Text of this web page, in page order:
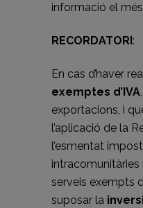
informació el
RECORDATORI :
En cas d’haver
exemptes d’IVA
exportacions, i
l’aplicació de la
l’esmentat
serveis exempts
suposar la